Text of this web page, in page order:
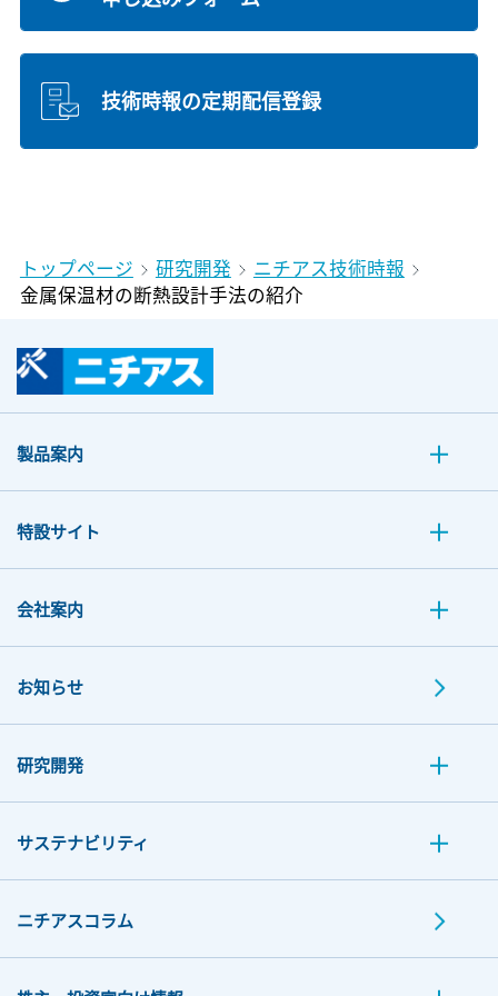
技術時報の定期配信登録
トップページ 研究開発
ニチアス技術時報
金属保温材の断熱設計手法の紹介
製品案内
特設サイト
会社案内
お知らせ
研究開発
サステナビリティ
ニチアスコラム